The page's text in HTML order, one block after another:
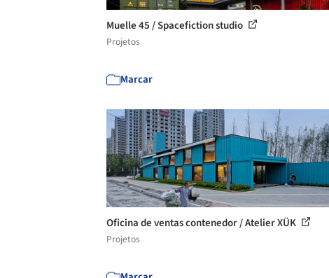
Muelle 45 / Spacefiction studio
Projetos
Marcar
Oficina de ventas contenedor / Atelier XÜK
Projetos